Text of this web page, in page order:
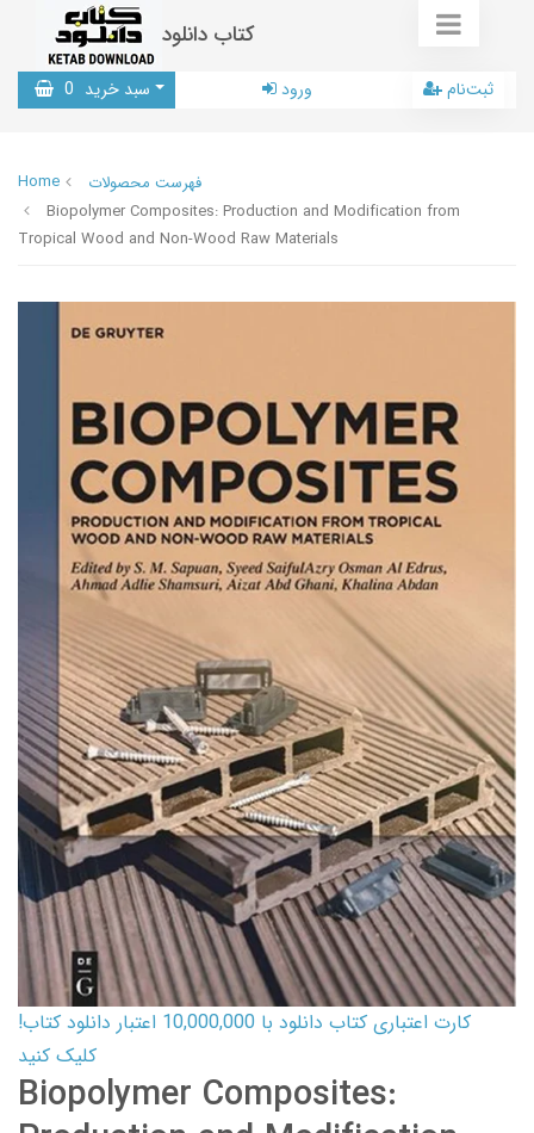
کتاب دانلود
سبد خرید 0 ورود ثبت‌نام
Home
فهرست محصولات
Biopolymer Composites: Production and Modification from
Tropical Wood and Non-Wood Raw Materials
کارت اعتباری کتاب دانلود با 10,000,000 اعتبار دانلود کتاب!
کلیک کنید
Biopolymer Composites: